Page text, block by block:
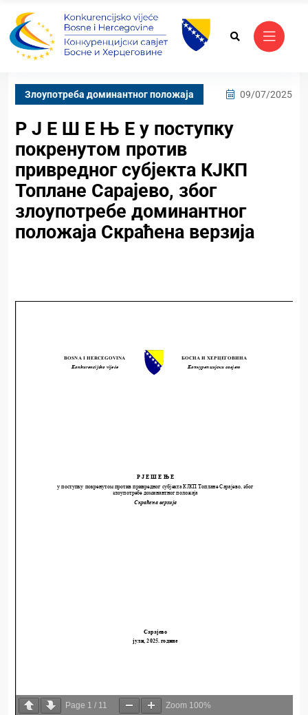
Злоупотреба доминантног положаја 09/07/2025
Р Ј Е Ш Е Њ Е у поступку
покренутом против
привредног субјекта КЈКП
Топлане Сарајево, због
злоупотребе доминантног
положаја Скраћена верзија
Page 1 / 11 Zoom 100%